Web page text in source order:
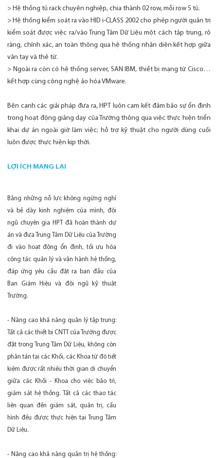
> Hệ thống tủ rack chuyên nghiệp, chia thành 02 row, mỗi row 5 tủ.
> Hệ thống kiểm soát ra vào HID i-CLASS 2002 cho phép người quản trị
kiểm soát được việc ra/vào Trung Tâm Dữ Liệu một cách tập trung, rõ
ràng, chính xác, an toàn thông qua hệ thống nhận diện kết hợp giữa
vân tay và thẻ từ.
> Ngoài ra còn có hệ thống server, SAN IBM, thiết bị mạng từ Cisco…
kết hợp cùng công nghệ ảo hóa VMware.
Bên cạnh các giải pháp đưa ra, HPT luôn cam kết đảm bảo sự ổn định
trong hoạt động giảng dạy của Trường thông qua việc thực hiện triển
khai dự án ngoài giờ làm việc; hỗ trợ kỹ thuật cho người dùng cuối
luôn được thực hiện kịp thời.
LỢI ÍCH MANG LẠI
Bằng những nỗ lực không ngừng nghỉ
và bề dày kinh nghiệm của mình, đội
ngũ chuyên gia HPT đã hoàn thành dự
án và đưa Trung Tâm Dữ Liệu của Trường
đi vào hoạt động ổn định, tối ưu hóa
công tác quản lý và vận hành hệ thống,
đáp ứng yêu cầu đặt ra ban đầu của
Ban Giám Hiệu và đội ngũ kỹ thuật
Trường.
- Nâng cao khả năng quản lý tập trung:
Tất cả các thiết bị CNTT của Trường được
đặt trong Trung Tâm Dữ Liệu, không còn
phân tán tại các Khối, các Khoa từ đó tiết
kiệm được rất nhiều thời gian di chuyển
giữa các Khối - Khoa cho việc bảo trì,
giám sát hệ thống. Tất cả các thao tác
liên quan đến giám sát, quản trị, cấu
hình đều được thực hiện tại Trung Tâm
Dữ Liệu.
- Nâng cao khả năng quản trị hệ thống: